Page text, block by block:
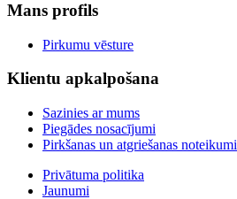
Mans profils
Pirkumu vēsture
Klientu apkalpošana
Sazinies ar mums
Piegādes nosacījumi
Pirkšanas un atgriešanas noteikumi
Privātuma politika
Jaunumi